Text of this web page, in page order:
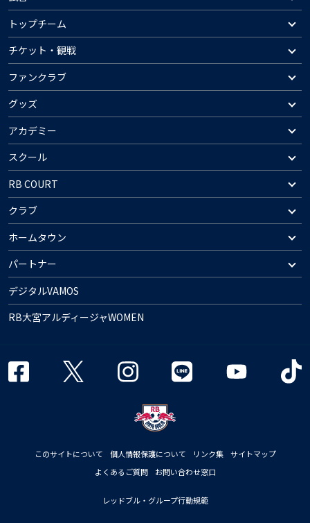
トップチーム
チケット・観戦
ファンクラブ
グッズ
アカデミー
スクール
RB COURT
クラブ
ホームタウン
パートナー
デジタルVAMOS
RB大宮アルディージャWOMEN
このサイトについて 個人情報保護について リンク集
サイトマップ
よくあるご質問
お問い合わせ窓口
レッドブル・グループ行動規範